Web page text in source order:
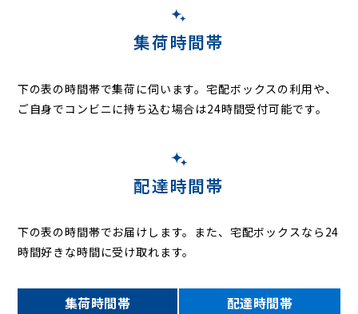
集荷時間帯
下の表の時間帯で集荷に伺います。宅配ボックスの利用や、
ご自身でコンビニに持ち込む場合は24時間受付可能です。
配達時間帯
下の表の時間帯でお届けします。また、宅配ボックスなら24
時間好きな時間に受け取れます。
集荷時間帯 配達時間帯